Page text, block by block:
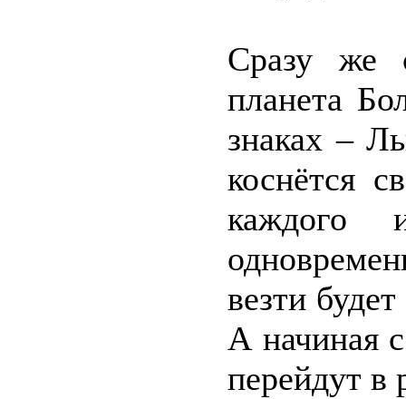
Сразу же
планета
знаках –
коснётся
каждого
везти
А начиная
перейдут в